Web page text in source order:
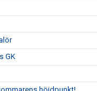
GK